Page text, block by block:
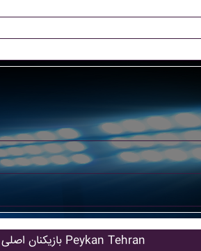
بازیکنان اصلی Peykan Tehran